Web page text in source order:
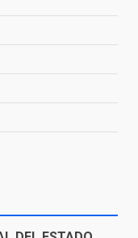
Pérez
DEL ESTADO
DE LA